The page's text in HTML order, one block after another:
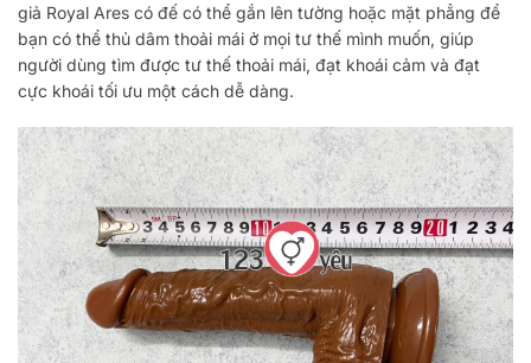
giả Royal Ares có đế có thể gắn lên tường hoặc mặt phẳng để
bạn có thể thủ dâm thoải mái ở mọi tư thế mình muốn, giúp
người dùng tìm được tư thế thoải mái, đạt khoái cảm và đạt
cực khoái tối ưu một cách dễ dàng.